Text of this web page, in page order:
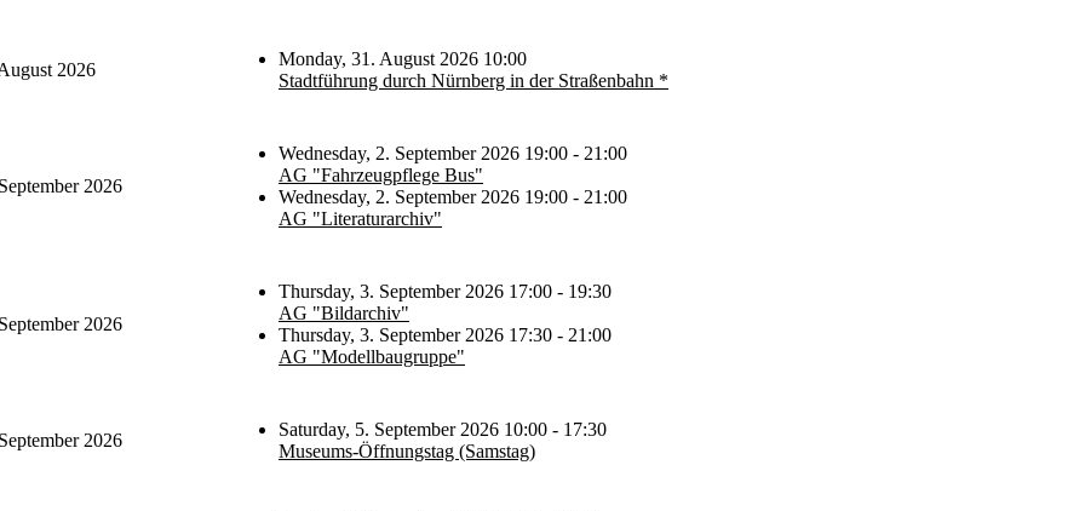
2026
Monday, 31. August 2026 10:00
Stadtführung durch Nürnberg in der Straßenbahn *
2026
Wednesday, 2. September 2026 19:00 - 21:00
AG "Fahrzeugpflege Bus"
Wednesday, 2. September 2026 19:00 - 21:00
AG "Literaturarchiv"
2026
Thursday, 3. September 2026 17:00 - 19:30
AG "Bildarchiv"
Thursday, 3. September 2026 17:30 - 21:00
AG "Modellbaugruppe"
2026
Saturday, 5. September 2026 10:00 - 17:30
Museums-Öffnungstag (Samstag)